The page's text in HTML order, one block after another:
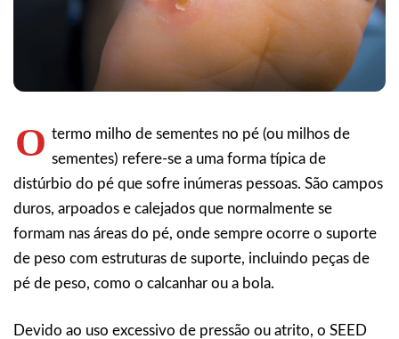
O termo milho de sementes no pé (ou milhos de
sementes) refere-se a uma forma típica de
distúrbio do pé que sofre inúmeras pessoas. São campos
duros, arpoados e calejados que normalmente se
formam nas áreas do pé, onde sempre ocorre o suporte
de peso com estruturas de suporte, incluindo peças de
pé de peso, como o calcanhar ou a bola.
Devido ao uso excessivo de pressão ou atrito, o SEED